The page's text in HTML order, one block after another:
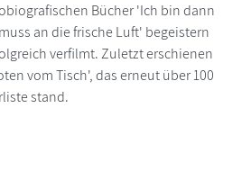
Bücher 'Ich bin dann
an die frische Luft' begeistern
verfilmt. Zuletzt erschienen
vom Tisch', das erneut über 100
stand.